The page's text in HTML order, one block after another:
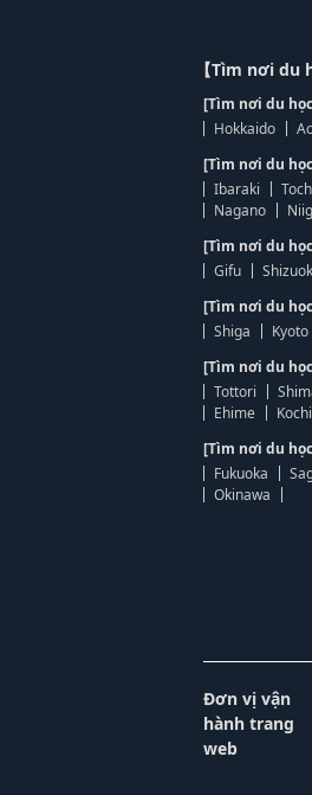
【Tìm nơi du
[Tìm nơi du
Hokkaido
[Tìm nơi du
Ibaraki
Nagano
[Tìm nơi du
Gifu
[Tìm nơi du
Shiga
Kyoto
[Tìm nơi du
Tottori
Ehime
Kochi
[Tìm nơi du
Fukuoka
Okinawa
Đơn vị vận
hành trang
web